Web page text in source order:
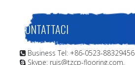
CONTATTACI
 Business Tel: +86-0523-88329456
 Skype: ruis@tzcp-flooring.com.